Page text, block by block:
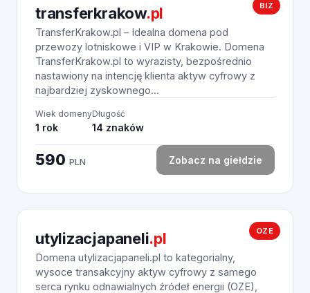
BIZ
transferkrakow.pl
TransferKrakow.pl – Idealna domena pod
przewozy lotniskowe i VIP w Krakowie. Domena
TransferKrakow.pl to wyrazisty, bezpośrednio
nastawiony na intencję klienta aktyw cyfrowy z
najbardziej zyskownego...
Wiek domeny
1 rok
Długość
14 znaków
590 PLN Zobacz na giełdzie
OZE
utylizacjapaneli.pl
Domena utylizacjapaneli.pl to kategorialny,
wysoce transakcyjny aktyw cyfrowy z samego
serca rynku odnawialnych źródeł energii (OZE),